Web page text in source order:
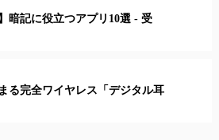
暗記に役立つアプリ10選 - 受
る完全ワイヤレス「デジタル耳